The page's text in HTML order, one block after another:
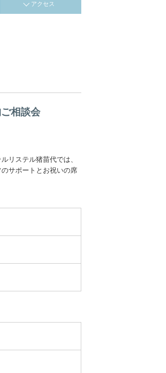
アクセス
相談会
リステル猪苗代では、
サポートとお祝いの席